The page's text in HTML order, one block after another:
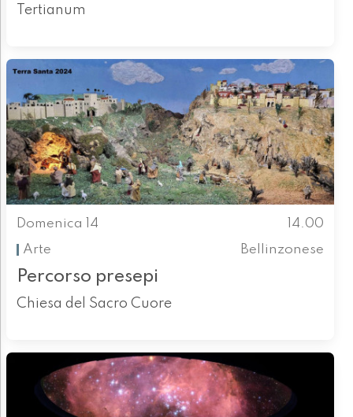
Tertianum
Domenica 14
14.00
Arte
Bellinzonese
Percorso presepi
Chiesa del Sacro Cuore